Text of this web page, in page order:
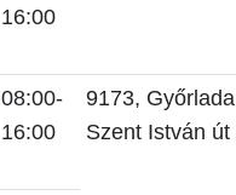
16:00
08:00-
16:00
9173,
Szent István út